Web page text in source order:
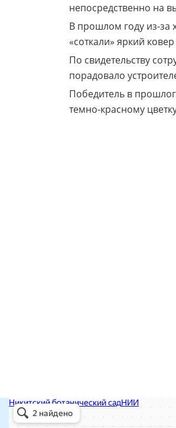
непосредственно на
В прошлом году из-за
«соткали» яркий
По свидетельству
порадовало
Победитель в
темно-красному